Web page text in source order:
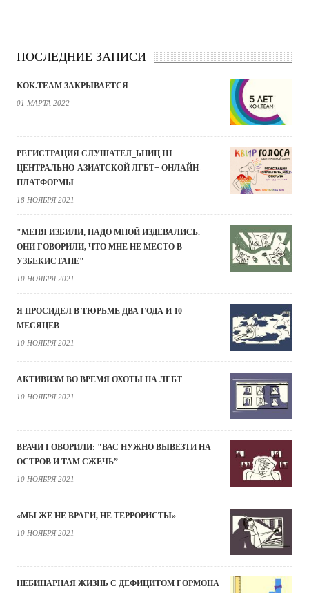
ПОСЛЕДНИЕ ЗАПИСИ
KOK.TEAM ЗАКРЫВАЕТСЯ
01 МАРТА 2022
РЕГИСТРАЦИЯ СЛУШАТЕЛ_ЬНИЦ III
ЦЕНТРАЛЬНО-АЗИАТСКОЙ ЛГБТ+ ОНЛАЙН-
ПЛАТФОРМЫ
18 НОЯБРЯ 2021
"МЕНЯ ИЗБИЛИ, НАДО МНОЙ ИЗДЕВАЛИСЬ.
ОНИ ГОВОРИЛИ, ЧТО МНЕ НЕ МЕСТО В
УЗБЕКИСТАНЕ"
10 НОЯБРЯ 2021
Я ПРОСИДЕЛ В ТЮРЬМЕ ДВА ГОДА И 10
МЕСЯЦЕВ
10 НОЯБРЯ 2021
АКТИВИЗМ ВО ВРЕМЯ ОХОТЫ НА ЛГБТ
10 НОЯБРЯ 2021
ВРАЧИ ГОВОРИЛИ: "ВАС НУЖНО ВЫВЕЗТИ НА
ОСТРОВ И ТАМ СЖЕЧЬ”
10 НОЯБРЯ 2021
«МЫ ЖЕ НЕ ВРАГИ, НЕ ТЕРРОРИСТЫ»
10 НОЯБРЯ 2021
НЕБИНАРНАЯ ЖИЗНЬ С ДЕФИЦИТОМ ГОРМОНА